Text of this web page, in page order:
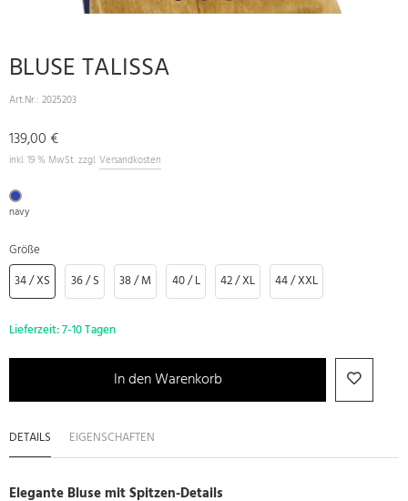
BLUSE TALISSA
Art.Nr.: 2025203
139,00 €
inkl. 19 % MwSt. zzgl. Versandkosten
navy
Größe
34 / XS
36 / S 38 / M 40 / L 42 / XL 44 / XXL
Lieferzeit:7-10 Tagen
In den Warenkorb
DETAILS EIGENSCHAFTEN
Elegante Bluse mit Spitzen-Details